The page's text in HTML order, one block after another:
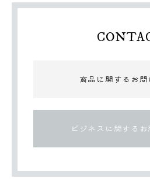
商品に関するお問
ビジネスに関するお